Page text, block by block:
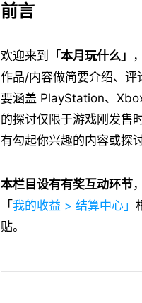
前言
欢迎来到 「本月玩什么」
作品/内容做简要介绍、评
要涵盖 PlayStation、
的探讨仅限于游戏刚发售
有勾起你兴趣的内容或探
本栏目设有有奖互动环节
「 我的收益 > 结算中心」
贴。